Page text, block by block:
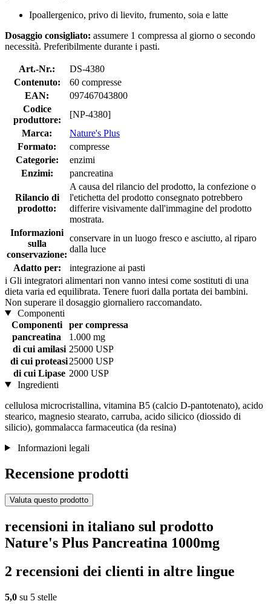
Ipoallergenico, privo di lievito, frumento, soia e latte
Dosaggio consigliato: assumere 1 compressa al giorno o secondo
necessità. Preferibilmente durante i pasti.
Art.-Nr.:
DS-4380
Contenuto:
60 compresse
EAN:
097467043800
Codice
produttore:
[NP-4380]
Marca:
Nature's Plus
Formato:
compresse
Categorie:
enzimi
Enzimi:
pancreatina
Rilancio di
prodotto:
A causa del rilancio del prodotto, la confezione o
l'etichetta del prodotto consegnato potrebbero
differire visivamente dall'immagine del prodotto
mostrata.
Informazioni
sulla
conservazione:
conservare in un luogo fresco e asciutto, al riparo
dalla luce
Adatto per:
integrazione ai pasti
i Gli integratori alimentari non vanno intesi come sostituti di una
dieta varia ed equilibrata. Tenere fuori dalla portata dei bambini.
Non superare il dosaggio giornaliero raccomandato.
Componenti
Componenti
per compressa
pancreatina
1.000 mg
di cui amilasi 25000 USP
di cui proteasi25000 USP
di cui Lipase 2000 USP
Ingredienti
cellulosa microcristallina, vitamina B5 (calcio D-pantotenato), acido
stearico, magnesio stearato, carruba, acido silicico (diossido di
silicio), gommalacca farmaceutica (da resina)
Informazioni legali
Recensione prodotti
Valuta questo prodotto
recensioni in italiano sul prodotto
Nature's Plus Pancreatina 1000mg
2 recensioni dei clienti in altre lingue
5,0 su 5 stelle